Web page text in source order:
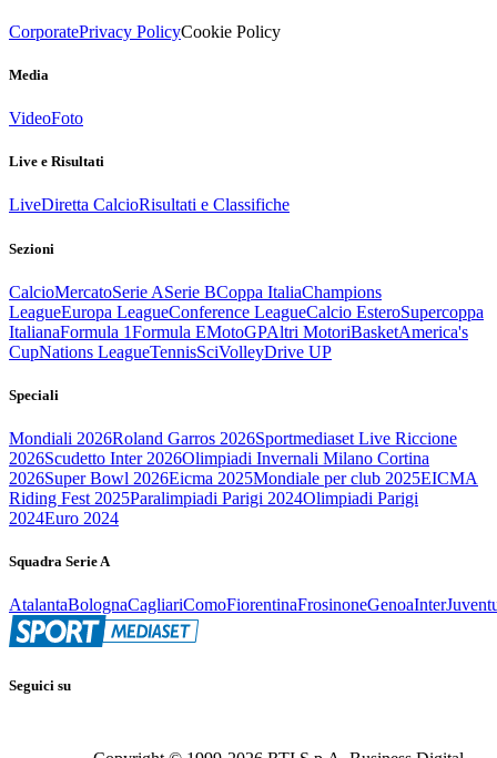
CorporatePrivacy PolicyCookie Policy
Media
VideoFoto
Live e Risultati
LiveDiretta CalcioRisultati e Classifiche
Sezioni
CalcioMercatoSerie ASerie BCoppa ItaliaChampions
LeagueEuropa LeagueConference LeagueCalcio EsteroSupercoppa
ItalianaFormula 1Formula EMotoGPAltri MotoriBasketAmerica's
CupNations LeagueTennisSciVolleyDrive UP
Speciali
Mondiali 2026Roland Garros 2026Sportmediaset Live Riccione
2026Scudetto Inter 2026Olimpiadi Invernali Milano Cortina
2026Super Bowl 2026Eicma 2025Mondiale per club 2025EICMA
Riding Fest 2025Paralimpiadi Parigi 2024Olimpiadi Parigi
2024Euro 2024
Squadra Serie A
AtalantaBolognaCagliariComoFiorentinaFrosinoneGenoaInter
Seguici su